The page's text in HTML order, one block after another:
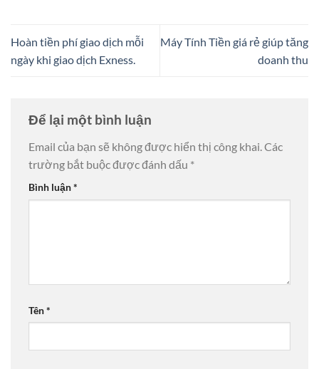
Hoàn tiền phí giao dịch mỗi
ngày khi giao dịch Exness.
Máy Tính Tiền giá rẻ giúp tăng
doanh thu
Để lại một bình luận
Email của bạn sẽ không được hiển thị công khai.Các
trường bắt buộc được đánh dấu *
Bình luận*
Tên*